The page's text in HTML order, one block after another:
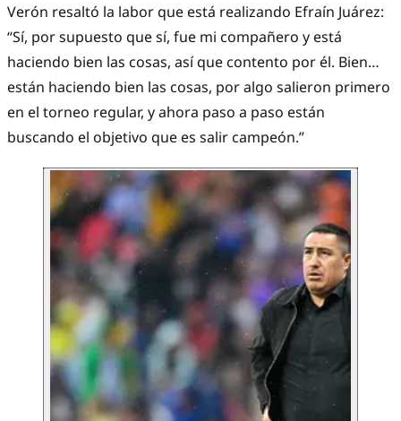
Verón resaltó la labor que está realizando Efraín Juárez:
“Sí, por supuesto que sí, fue mi compañero y está
haciendo bien las cosas, así que contento por él. Bien…
están haciendo bien las cosas, por algo salieron primero
en el torneo regular, y ahora paso a paso están
buscando el objetivo que es salir campeón.”